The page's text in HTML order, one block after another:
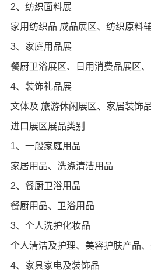
2、纺织面料展
家用纺织品 成品展区、纺织原料
3、家庭用品展
餐厨卫浴展区、日用消费品展区
4、装饰礼品展
文体及 旅游休闲展区、家居装饰
进口展区展品类别
1、一般家庭用品
家居用品、洗涤清洁用品
2、餐厨卫浴用品
餐厨用品、卫浴用品
3、个人洗护化妆品
个人清洁及护理、美容护肤产品
4、家具家电及装饰品